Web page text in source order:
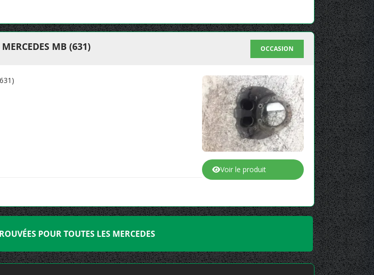
MB (631) OCCASION
Voir le produit
POUR TOUTES LES MERCEDES